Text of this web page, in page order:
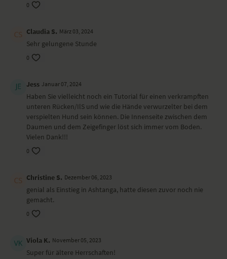
0
Claudia S. März 03, 2024
Sehr gelungene Stunde
0
Jess Januar 07, 2024
Haben Sie vielleicht noch ein Tutorial für einen verkrampften
unteren Rücken/IlS und wie die Hände verwurzelter bei dem
verspielten Hund sein können. Die Innenseite zwischen dem
Daumen und dem Zeigefinger löst sich immer vom Boden.
Vielen Dank!!!
0
Christine S. Dezember 06, 2023
genial als Einstieg in Ashtanga, hatte diesen zuvor noch nie
gemacht.
0
Viola K. November 05, 2023
Super für ältere Herrschaften!